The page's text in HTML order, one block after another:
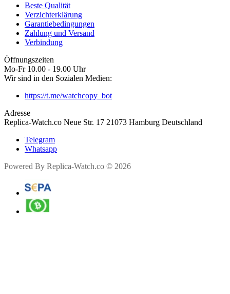
Beste Qualität
Verzichterklärung
Garantiebedingungen
Zahlung und Versand
Verbindung
Öffnungszeiten
Mo-Fr 10.00 - 19.00 Uhr
Wir sind in den Sozialen Medien:
https://t.me/watchcopy_bot
Adresse
Replica-Watch.co Neue Str. 17 21073 Hamburg Deutschland
Telegram
Whatsapp
Powered By Replica-Watch.co © 2026